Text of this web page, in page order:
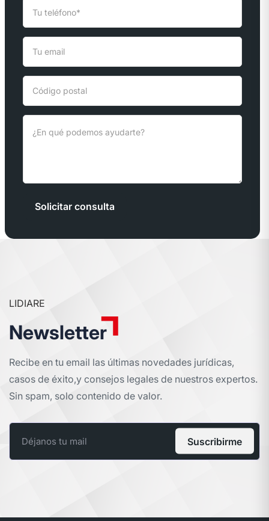
Solicitar consulta
LIDIARE
Newsletter
Recibe en tu email las últimas novedades jurídicas,
casos de éxito,y consejos legales de nuestros expertos.
Sin spam, solo contenido de valor.
Suscribirme